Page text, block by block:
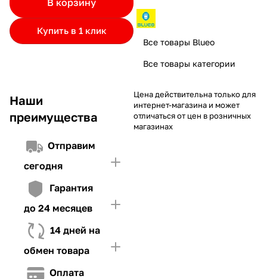
Купить в 1 клик
Наши
преимущества
Отправим
сегодня
Гарантия
до 24 месяцев
14 дней на
обмен товара
Оплата
и Первого взноса (в случае необходимости)
Если лимит ниже стоимости товара, недостающую
сумму нужно внести Первым взносом
4. Иметь достаточно средств для внесения первой части платежа
Все товары Blueo
Все товары категории
Цена действительна только для
интернет-магазина и может
отличаться от цен в розничных
магазинах